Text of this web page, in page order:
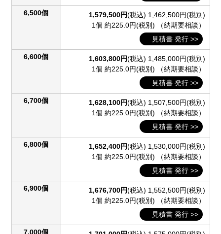
6,500個 1,579,500円(税込) 1,462,500円(税別)
1個 約225.0円(税別) （納期要相談）
見積書 発行 >>
6,600個 1,603,800円(税込) 1,485,000円(税別)
1個 約225.0円(税別) （納期要相談）
見積書 発行 >>
6,700個 1,628,100円(税込) 1,507,500円(税別)
1個 約225.0円(税別) （納期要相談）
見積書 発行 >>
6,800個 1,652,400円(税込) 1,530,000円(税別)
1個 約225.0円(税別) （納期要相談）
見積書 発行 >>
6,900個 1,676,700円(税込) 1,552,500円(税別)
1個 約225.0円(税別) （納期要相談）
見積書 発行 >>
7,000個